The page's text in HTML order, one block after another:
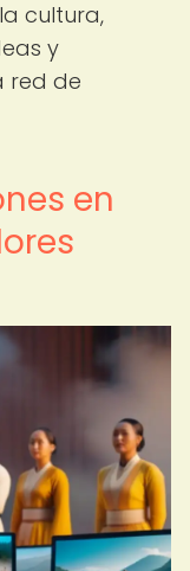
cultura,
y
red de
en